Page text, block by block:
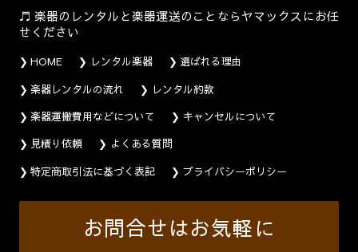
楽器のレンタルと楽器運送のことならヤマックスにお任
せください
HOME レンタル楽器
選ばれる理由
楽器レンタルの流れ
レンタル約款
楽器運搬費用などについて
キャンセルについて
見積り依頼
よくある質問
特定商取引法に基づく表記
プライバシーポリシー
お問合せはお気軽に